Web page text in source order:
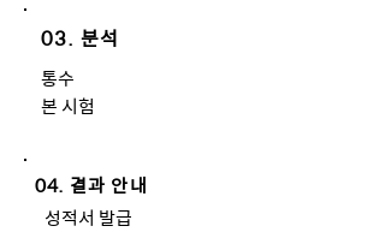
03. 분석
통수
본 시험
04. 결과 안내
성적서 발급